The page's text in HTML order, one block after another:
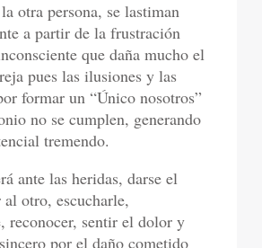
otra persona, se lastiman
a partir de la frustración
que daña mucho el
pues las ilusiones y las
formar un “Único nosotros”
no se cumplen, generando
tremendo.
ante las heridas, darse el
otro, escucharle,
reconocer, sentir el dolor y
por el daño cometido